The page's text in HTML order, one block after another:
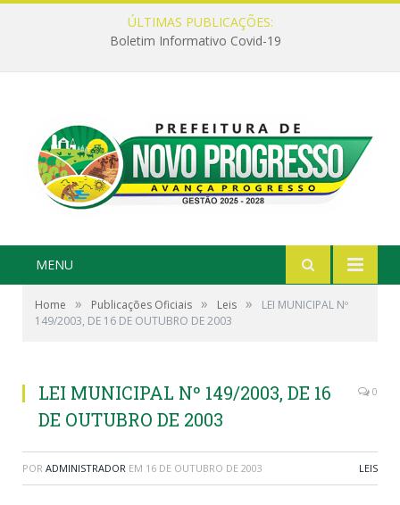
ÚLTIMAS PUBLICAÇÕES:
Boletim Informativo Covid-19
MENU
Home » Publicações Oficiais » Leis »
LEI MUNICIPAL Nº
149/2003, DE 16 DE OUTUBRO DE 2003
LEI MUNICIPAL Nº 149/2003, DE 16
DE OUTUBRO DE 2003
0
POR ADMINISTRADOR EM 16 DE OUTUBRO DE 2003 LEIS